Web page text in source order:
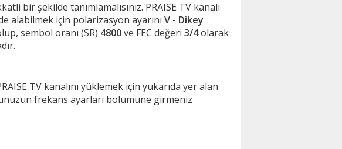
bir şekilde tanımlamalısınız. PRAISE TV kanalı
alabilmek için polarizasyon ayarını V - Dikey
sembol oranı (SR) 4800ve FEC değeri 3/4olarak
TV kanalını yüklemek için yukarıda yer alan
frekans ayarları bölümüne girmeniz